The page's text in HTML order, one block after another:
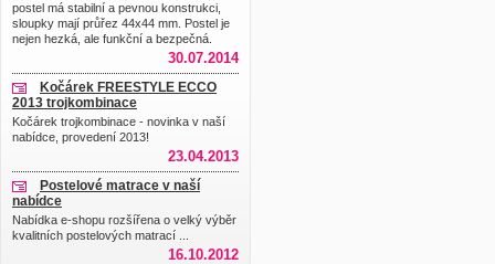
postel má stabilní a pevnou konstrukci,
sloupky mají průřez 44x44 mm. Postel je
nejen hezká, ale funkční a bezpečná.
30.07.2014
Kočárek FREESTYLE ECCO
2013 trojkombinace
Kočárek trojkombinace - novinka v naší
nabídce, provedení 2013!
23.04.2013
Postelové matrace v naší
nabídce
Nabídka e-shopu rozšířena o velký výběr
kvalitních postelových matrací ...
16.10.2012